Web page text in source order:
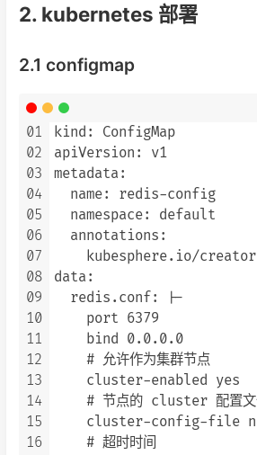
2. kubernetes 部署
2.1 configmap
01
02
03
04
05
06
07
08
09
10
11
12
13
14
15
16
kind: ConfigMap
apiVersion: v1
metadata:
  name: redis-config
  namespace: default
  annotations:
kubesphere.io/
data:
  redis.conf: |-
    port 6379
    bind 0.0.0.0
    # 允许作为集群节点
    cluster-enabled yes
# 节点的 cluster 配置文
cluster-config-file
    # 超时时间